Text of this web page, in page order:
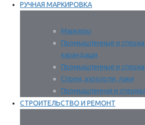
РУЧНАЯ МАРКИРОВКА
Маркеры
Промышленные и
карандаши
Промышленные и
Спреи, аэрозоли, лаки
Промышленная и
СТРОИТЕЛЬСТВО И РЕМОНТ